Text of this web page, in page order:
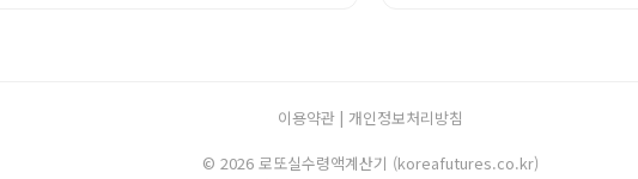
이용약관| 개인정보처리방침
© 2026 로또실수령액계산기 (koreafutures.co.kr)